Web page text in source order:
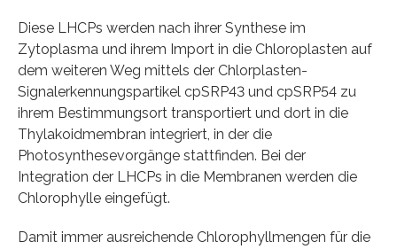
Diese LHCPs werden nach ihrer Synthese im
Zytoplasma und ihrem Import in die Chloroplasten auf
dem weiteren Weg mittels der Chlorplasten-
Signalerkennungspartikel cpSRP43 und cpSRP54 zu
ihrem Bestimmungsort transportiert und dort in die
Thylakoidmembran integriert, in der die
Photosynthesevorgänge stattfinden. Bei der
Integration der LHCPs in die Membranen werden die
Chlorophylle eingefügt.
Damit immer ausreichende Chlorophyllmengen für die